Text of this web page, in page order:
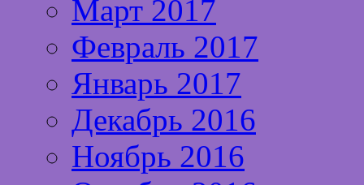
Март 2017
Февраль 2017
Январь 2017
Декабрь 2016
Ноябрь 2016